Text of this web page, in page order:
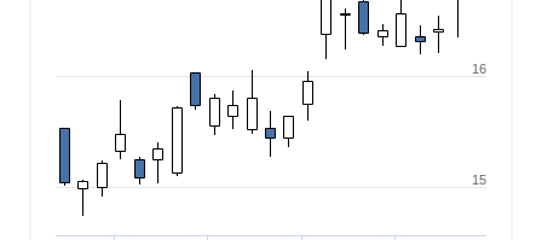
15
16